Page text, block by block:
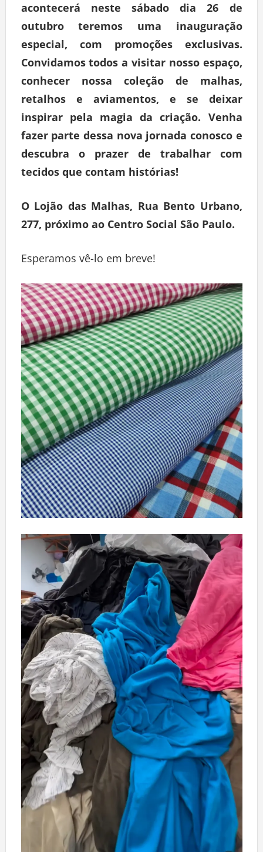
acontecerá neste sábado dia 26 de
outubro teremos uma inauguração
especial, com promoções exclusivas.
Convidamos todos a visitar nosso espaço,
conhecer nossa coleção de malhas,
retalhos e aviamentos, e se deixar
inspirar pela magia da criação. Venha
fazer parte dessa nova jornada conosco e
descubra o prazer de trabalhar com
tecidos que contam histórias!
O Lojão das Malhas, Rua Bento Urbano,
277, próximo ao Centro Social São Paulo.
Esperamos vê-lo em breve!